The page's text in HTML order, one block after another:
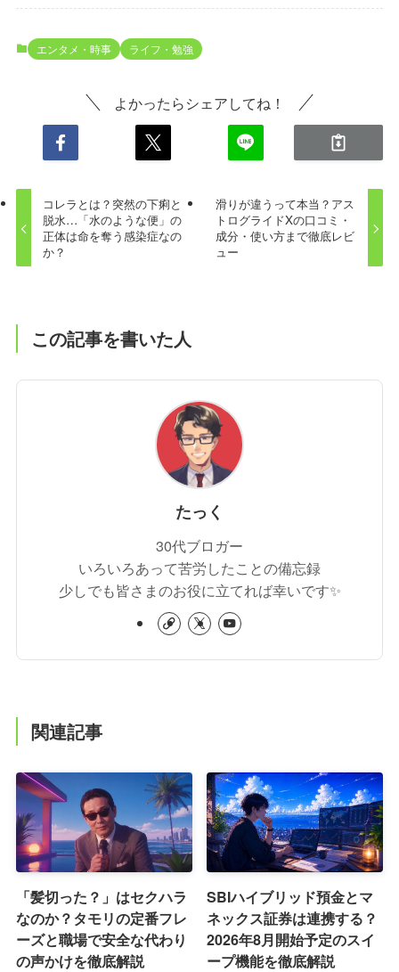
エンタメ・時事 ライフ・勉強
よかったらシェアしてね！
コレラとは？突然の下痢と
脱水…「水のような便」の
正体は命を奪う感染症なの
か？
滑りが違うって本当？アス
トログライドXの口コミ・
成分・使い方まで徹底レビ
ュー
この記事を書いた人
たっく
30代ブロガー
いろいろあって苦労したことの備忘録
少しでも皆さまのお役に立てれば幸いです✨
関連記事
「髪切った？」はセクハラ
なのか？タモリの定番フレ
ーズと職場で安全な代わり
の声かけを徹底解説
SBIハイブリッド預金とマ
ネックス証券は連携する？
2026年8月開始予定のスイ
ープ機能を徹底解説